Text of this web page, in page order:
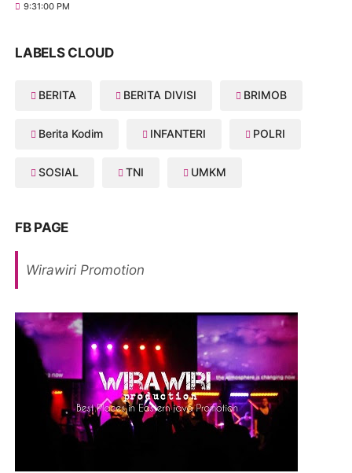
9:31:00 PM
LABELS CLOUD
BERITA BERITA DIVISI BRIMOB
Berita Kodim INFANTERI POLRI
SOSIAL TNI UMKM
FB PAGE
Wirawiri Promotion